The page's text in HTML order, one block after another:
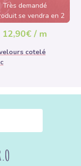
Très demandé
se vendra en 2
jours
12,90€ / m
cotelé